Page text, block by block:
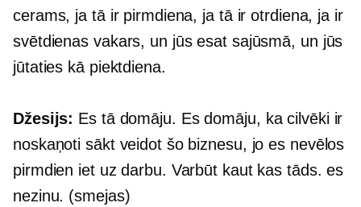
cerams, ja tā ir pirmdiena, ja tā ir otrdiena, ja ir
svētdienas vakars, un jūs esat sajūsmā, un jūs
jūtaties kā piektdiena.
Džesijs: Es tā domāju. Es domāju, ka cilvēki ir
noskaņoti sākt veidot šo biznesu, jo es nevēlos
pirmdien iet uz darbu. Varbūt kaut kas tāds. es
nezinu. (smejas)